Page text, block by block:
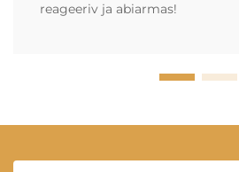
reageeriv ja abiarmas!